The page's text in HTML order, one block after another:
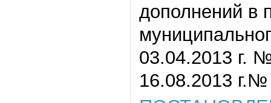
дополнений в
03.04.2013 г.
16.08.2013